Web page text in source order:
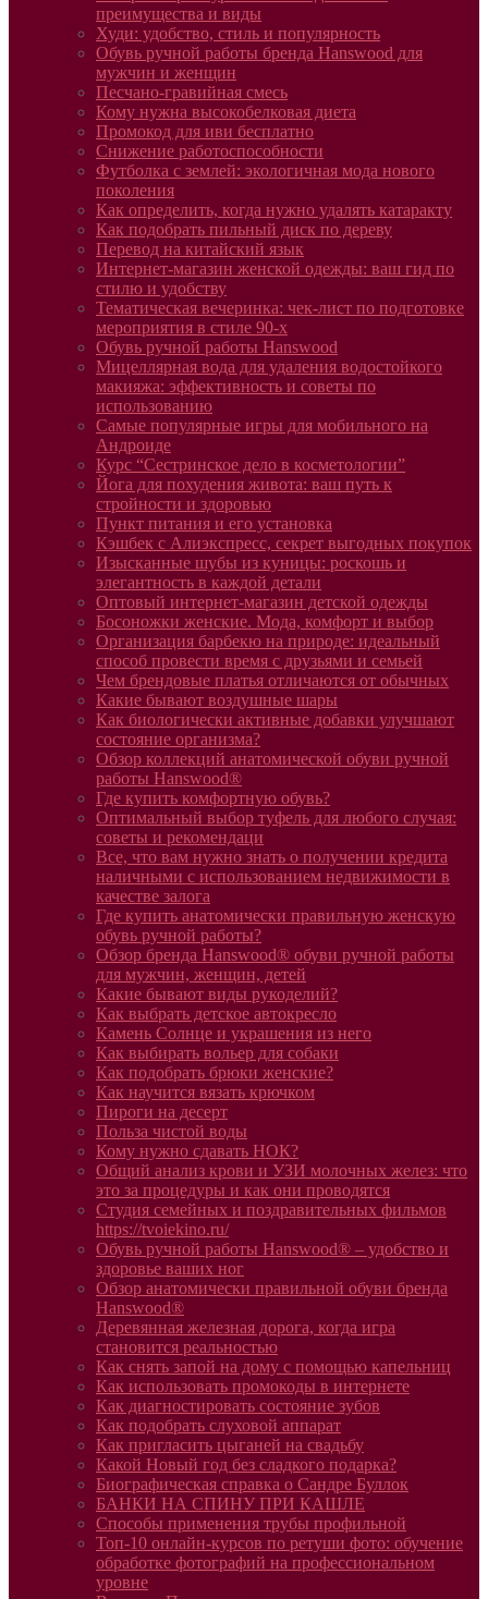
преимущества и виды
Худи: удобство, стиль и популярность
Обувь ручной работы бренда Hanswood для
мужчин и женщин
Песчано-гравийная смесь
Кому нужна высокобелковая диета
Промокод для иви бесплатно
Снижение работоспособности
Футболка с землей: экологичная мода нового
поколения
Как определить, когда нужно удалять катаракту
Как подобрать пильный диск по дереву
Перевод на китайский язык
Интернет-магазин женской одежды: ваш гид по
стилю и удобству
Тематическая вечеринка: чек-лист по подготовке
мероприятия в стиле 90-х
Обувь ручной работы Hanswood
Мицеллярная вода для удаления водостойкого
макияжа: эффективность и советы по
использованию
Самые популярные игры для мобильного на
Андроиде
Курс “Сестринское дело в косметологии”
Йога для похудения живота: ваш путь к
стройности и здоровью
Пункт питания и его установка
Кэшбек с Алиэкспресс, секрет выгодных покупок
Изысканные шубы из куницы: роскошь и
элегантность в каждой детали
Оптовый интернет-магазин детской одежды
Босоножки женские. Мода, комфорт и выбор
Организация барбекю на природе: идеальный
способ провести время с друзьями и семьей
Чем брендовые платья отличаются от обычных
Какие бывают воздушные шары
Как биологически активные добавки улучшают
состояние организма?
Обзор коллекций анатомической обуви ручной
работы Hanswood®
Где купить комфортную обувь?
Оптимальный выбор туфель для любого случая:
советы и рекомендаци
Все, что вам нужно знать о получении кредита
наличными с использованием недвижимости в
качестве залога
Где купить анатомически правильную женскую
обувь ручной работы?
Обзор бренда Hanswood® обуви ручной работы
для мужчин, женщин, детей
Какие бывают виды рукоделий?
Как выбрать детское автокресло
Камень Солнце и украшения из него
Как выбирать вольер для собаки
Как подобрать брюки женские?
Как научится вязать крючком
Пироги на десерт
Польза чистой воды
Кому нужно сдавать НОК?
Общий анализ крови и УЗИ молочных желез: что
это за процедуры и как они проводятся
Студия семейных и поздравительных фильмов
https://tvoiekino.ru/
Обувь ручной работы Hanswood® – удобство и
здоровье ваших ног
Обзор анатомически правильной обуви бренда
Hanswood®
Деревянная железная дорога, когда игра
становится реальностью
Как снять запой на дому с помощью капельниц
Как использовать промокоды в интернете
Как диагностировать состояние зубов
Как подобрать слуховой аппарат
Как пригласить цыганей на свадьбу
Какой Новый год без сладкого подарка?
Биографическая справка о Сандре Буллок
БАНКИ НА СПИНУ ПРИ КАШЛЕ
Способы применения трубы профильной
Топ-10 онлайн-курсов по ретуши фото: обучение
обработке фотографий на профессиональном
уровне